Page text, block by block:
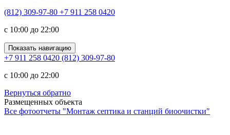
(812) 309-97-80 +7 911 258 0420
c 10:00 до 22:00
Показать навигацию
+7 911 258 0420 (812) 309-97-80
c 10:00 до 22:00
Вернуться обратно
Размещенных объекта
Все фотоотчеты "Монтаж септика и станций биоочистки"